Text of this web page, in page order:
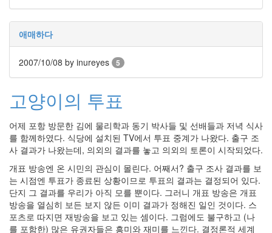
애매하다
2007/10/08 by inureyes 5
고양이의 투표
어제 포항 방문한 김에 물리학과 동기 박사들 및 선배들과 저녁 식사
를 함께하였다. 식당에 설치된 TV에서 투표 중계가 나왔다. 출구 조
사 결과가 나왔는데, 의외의 결과를 놓고 의외의 토론이 시작되었다.
개표 방송엔 온 시민의 관심이 몰린다. 어째서? 출구 조사 결과를 보
는 시점엔 투표가 종료된 상황이므로 투표의 결과는 결정되어 있다.
단지 그 결과를 우리가 아직 모를 뿐이다. 그러니 개표 방송은 개표
방송을 열심히 보든 보지 않든 이미 결과가 정해진 일인 것이다. 스
포츠로 따지면 재방송을 보고 있는 셈이다. 그럼에도 불구하고 (나
를 포함한) 많은 유권자들은 흥미와 재미를 느낀다. 결정론적 세계
심
감
사
블
로
비
병
치
레
윈
도
우
8
의
사
용
자